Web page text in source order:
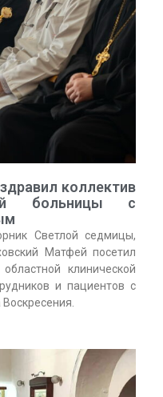
коллектив
больницы с
Светлой седмицы,
Матфей посетил
клинической
и пациентов с